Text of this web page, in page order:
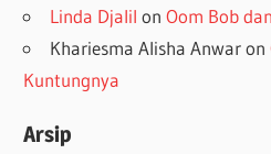
Linda Djalil onOom Bob
Khariesma Alisha Anwaron
Kuntungnya
Arsip